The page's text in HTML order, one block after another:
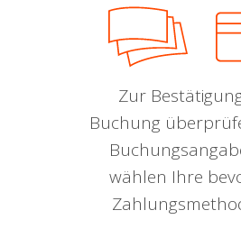
Zur
Buchung
wählen Ihre